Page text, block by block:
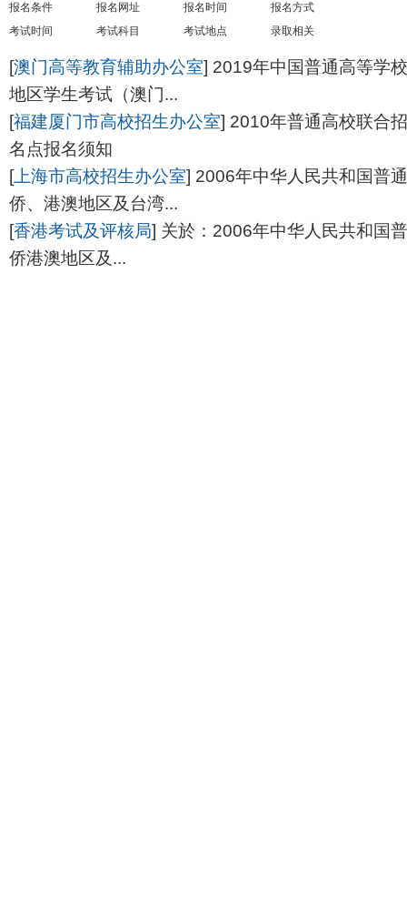
报名条件 报名网址 报名时间
报名方式
考试时间
考试科目 考试地点 录取相关
[澳门高等教育辅助办公室] 2019年中国普通高等学
地区学生考试（澳门...
[福建厦门市高校招生办公室] 2010年普通高校联合
名点报名须知
[上海市高校招生办公室] 2006年中华人民共和国普
侨、港澳地区及台湾...
[香港考试及评核局] 关於：2006年中华人民共和国
侨港澳地区及...